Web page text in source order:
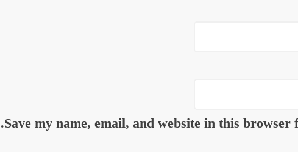
Save my name, email, and website in this browser